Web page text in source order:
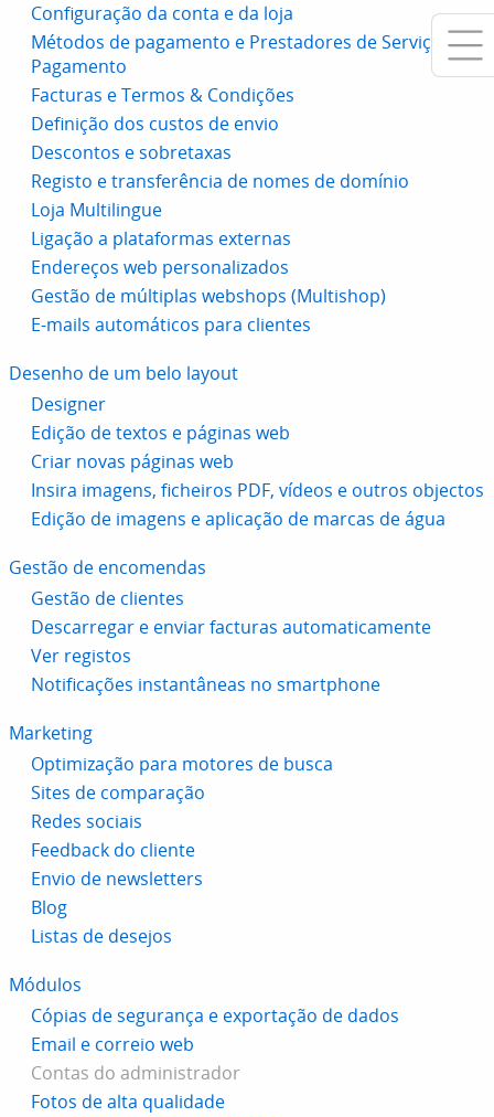
Configuração da conta e da loja
Métodos de pagamento e Prestadores de Serviços de
Pagamento
Facturas e Termos & Condições
Definição dos custos de envio
Descontos e sobretaxas
Registo e transferência de nomes de domínio
Loja Multilingue
Ligação a plataformas externas
Endereços web personalizados
Gestão de múltiplas webshops (Multishop)
E-mails automáticos para clientes
Desenho de um belo layout
Designer
Edição de textos e páginas web
Criar novas páginas web
Insira imagens, ficheiros PDF, vídeos e outros objectos
Edição de imagens e aplicação de marcas de água
Gestão de encomendas
Gestão de clientes
Descarregar e enviar facturas automaticamente
Ver registos
Notificações instantâneas no smartphone
Marketing
Optimização para motores de busca
Sites de comparação
Redes sociais
Feedback do cliente
Envio de newsletters
Blog
Listas de desejos
Módulos
Cópias de segurança e exportação de dados
Email e correio web
Contas do administrador
Fotos de alta qualidade